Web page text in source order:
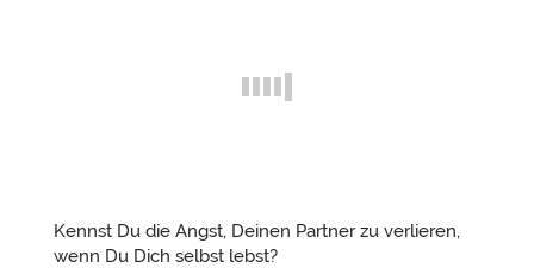
Kennst Du die Angst, Deinen Partner zu verlieren,
wenn Du Dich selbst lebst?